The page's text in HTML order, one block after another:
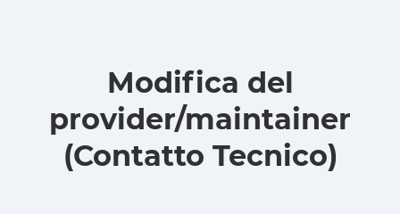
Modifica del
provider/maintainer
(Contatto Tecnico)